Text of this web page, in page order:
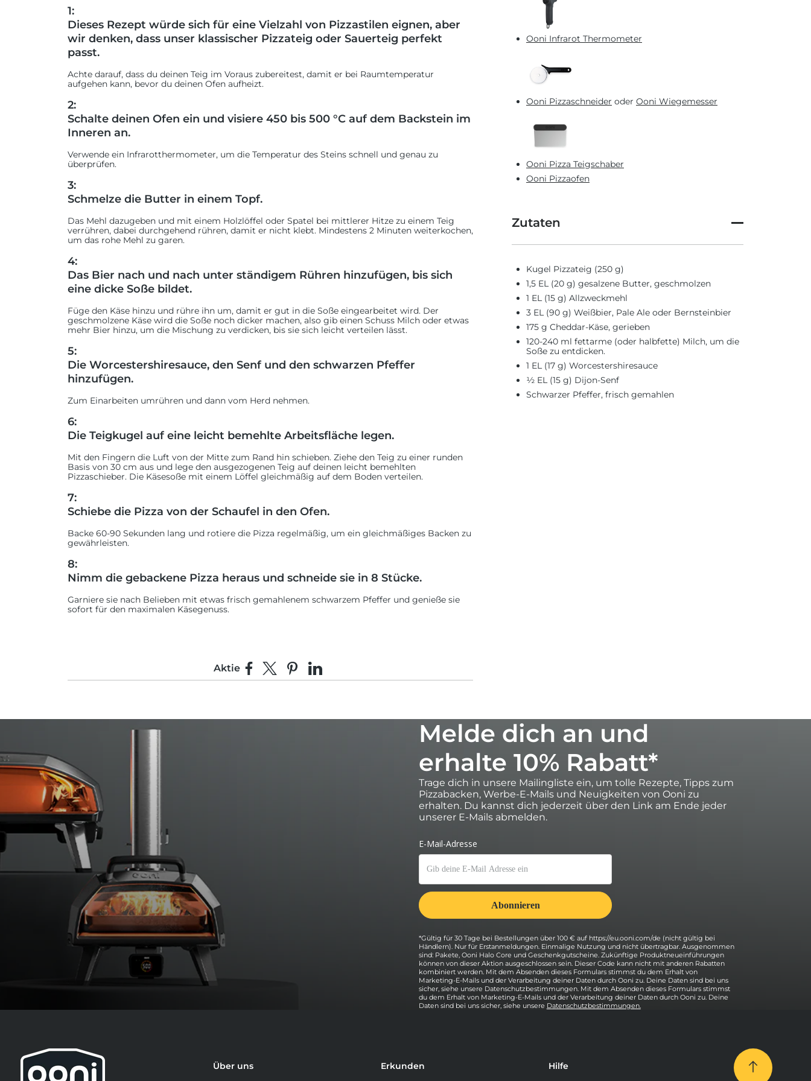
1:
Dieses Rezept würde sich für eine Vielzahl von Pizzastilen eignen, aber
wir denken, dass unser klassischer Pizzateig oder Sauerteig perfekt
passt.
Achte darauf, dass du deinen Teig im Voraus zubereitest, damit er bei Raumtemperatur
aufgehen kann, bevor du deinen Ofen aufheizt.
2:
Schalte deinen Ofen ein und visiere 450 bis 500 °C auf dem Backstein im
Inneren an.
Verwende ein Infrarotthermometer, um die Temperatur des Steins schnell und genau zu
überprüfen.
3:
Schmelze die Butter in einem Topf.
Das Mehl dazugeben und mit einem Holzlöffel oder Spatel bei mittlerer Hitze zu einem Teig
verrühren, dabei durchgehend rühren, damit er nicht klebt. Mindestens 2 Minuten weiterkochen,
um das rohe Mehl zu garen.
4:
Das Bier nach und nach unter ständigem Rühren hinzufügen, bis sich
eine dicke Soße bildet.
Füge den Käse hinzu und rühre ihn um, damit er gut in die Soße eingearbeitet wird. Der
geschmolzene Käse wird die Soße noch dicker machen, also gib einen Schuss Milch oder etwas
mehr Bier hinzu, um die Mischung zu verdicken, bis sie sich leicht verteilen lässt.
5:
Die Worcestershiresauce, den Senf und den schwarzen Pfeffer
hinzufügen.
Zum Einarbeiten umrühren und dann vom Herd nehmen.
6:
Die Teigkugel auf eine leicht bemehlte Arbeitsfläche legen.
Mit den Fingern die Luft von der Mitte zum Rand hin schieben. Ziehe den Teig zu einer runden
Basis von 30 cm aus und lege den ausgezogenen Teig auf deinen leicht bemehlten
Pizzaschieber. Die Käsesoße mit einem Löffel gleichmäßig auf dem Boden verteilen.
7:
Schiebe die Pizza von der Schaufel in den Ofen.
Backe 60-90 Sekunden lang und rotiere die Pizza regelmäßig, um ein gleichmäßiges Backen zu
gewährleisten.
8:
Nimm die gebackene Pizza heraus und schneide sie in 8 Stücke.
Garniere sie nach Belieben mit etwas frisch gemahlenem schwarzem Pfeffer und genieße sie
sofort für den maximalen Käsegenuss.
Aktie Auf Facebook teilen
Teilen auf X
Auf Pinterest pinnen
Auf LinkedIn teilen
Ooni Infrarot Thermometer
Ooni Pizzaschneider oder Ooni Wiegemesser
Ooni Pizza Teigschaber
Ooni Pizzaofen
Zutaten
Kugel Pizzateig (250 g)
1,5 EL (20 g) gesalzene Butter, geschmolzen
1 EL (15 g) Allzweckmehl
3 EL (90 g) Weißbier, Pale Ale oder Bernsteinbier
175 g Cheddar-Käse, gerieben
120-240 ml fettarme (oder halbfette) Milch, um die
Soße zu entdicken.
1 EL (17 g) Worcestershiresauce
½ EL (15 g) Dijon-Senf
Schwarzer Pfeffer, frisch gemahlen
Melde dich an und
erhalte 10% Rabatt*
Trage dich in unsere Mailingliste ein, um tolle Rezepte, Tipps zum
Pizzabacken, Werbe-E-Mails und Neuigkeiten von Ooni zu
erhalten. Du kannst dich jederzeit über den Link am Ende jeder
unserer E-Mails abmelden.
*Gültig für 30 Tage bei Bestellungen über 100 € auf https://eu.ooni.com/de (nicht gültig bei
Händlern). Nur für Erstanmeldungen. Einmalige Nutzung und nicht übertragbar. Ausgenommen
sind: Pakete, Ooni Halo Core und Geschenkgutscheine. Zukünftige Produktneueinführungen
können von dieser Aktion ausgeschlossen sein. Dieser Code kann nicht mit anderen Rabatten
kombiniert werden. Mit dem Absenden dieses Formulars stimmst du dem Erhalt von
Marketing-E-Mails und der Verarbeitung deiner Daten durch Ooni zu. Deine Daten sind bei uns
sicher, siehe unsere Datenschutzbestimmungen. Mit dem Absenden dieses Formulars stimmst
du dem Erhalt von Marketing-E-Mails und der Verarbeitung deiner Daten durch Ooni zu. Deine
Daten sind bei uns sicher, siehe unsere Datenschutzbestimmungen.
Über uns Erkunden Hilfe